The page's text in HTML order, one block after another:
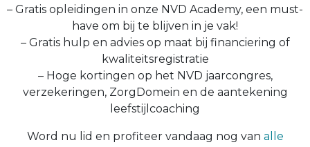
– Gratis opleidingen in onze NVD Academy, een must-
have om bij te blijven in je vak!
– Gratis hulp en advies op maat bij financiering of
kwaliteitsregistratie
– Hoge kortingen op het NVD jaarcongres,
verzekeringen, ZorgDomein en de aantekening
leefstijlcoaching
Word nu lid en profiteer vandaag nog van alle